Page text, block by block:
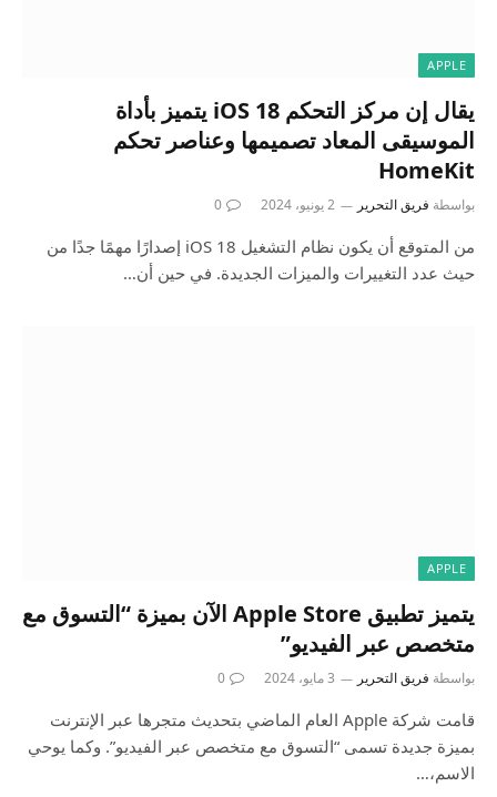
APPLE
يقال إن مركز التحكم iOS 18 يتميز بأداة
الموسيقى المعاد تصميمها وعناصر تحكم
HomeKit
بواسطة فريق التحرير 2 يونيو، 2024 0
من المتوقع أن يكون نظام التشغيل iOS 18 إصدارًا مهمًا جدًا من
حيث عدد التغييرات والميزات الجديدة. في حين أن…
APPLE
يتميز تطبيق Apple Store الآن بميزة “التسوق مع
متخصص عبر الفيديو”
بواسطة فريق التحرير 3 مايو، 2024 0
قامت شركة Apple العام الماضي بتحديث متجرها عبر الإنترنت
بميزة جديدة تسمى “التسوق مع متخصص عبر الفيديو”. وكما يوحي
الاسم،…